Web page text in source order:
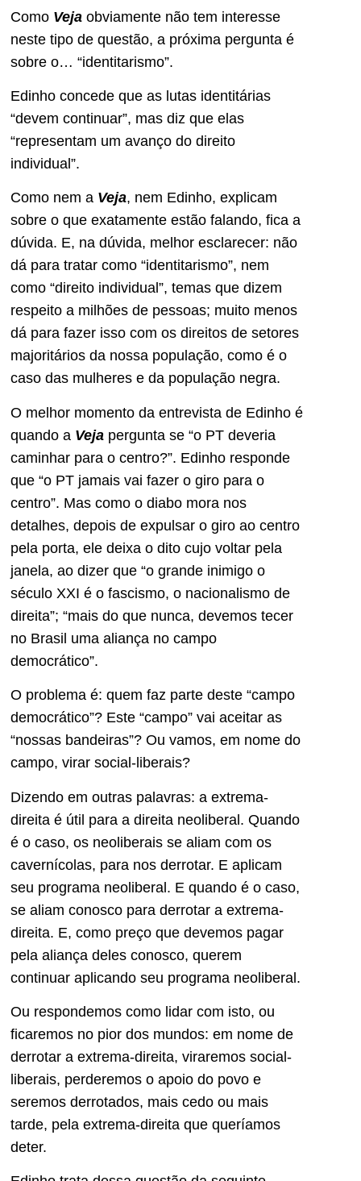
Como Veja obviamente não tem interesse
neste tipo de questão, a próxima pergunta é
sobre o… “identitarismo”.
Edinho concede que as lutas identitárias
“devem continuar”, mas diz que elas
“representam um avanço do direito
individual”.
Como nem a Veja, nem Edinho, explicam
sobre o que exatamente estão falando, fica a
dúvida. E, na dúvida, melhor esclarecer: não
dá para tratar como “identitarismo”, nem
como “direito individual”, temas que dizem
respeito a milhões de pessoas; muito menos
dá para fazer isso com os direitos de setores
majoritários da nossa população, como é o
caso das mulheres e da população negra.
O melhor momento da entrevista de Edinho é
quando a Veja pergunta se “o PT deveria
caminhar para o centro?”. Edinho responde
que “o PT jamais vai fazer o giro para o
centro”. Mas como o diabo mora nos
detalhes, depois de expulsar o giro ao centro
pela porta, ele deixa o dito cujo voltar pela
janela, ao dizer que “o grande inimigo o
século XXI é o fascismo, o nacionalismo de
direita”; “mais do que nunca, devemos tecer
no Brasil uma aliança no campo
democrático”.
O problema é: quem faz parte deste “campo
democrático”? Este “campo” vai aceitar as
“nossas bandeiras”? Ou vamos, em nome do
campo, virar social-liberais?
Dizendo em outras palavras: a extrema-
direita é útil para a direita neoliberal. Quando
é o caso, os neoliberais se aliam com os
cavernícolas, para nos derrotar. E aplicam
seu programa neoliberal. E quando é o caso,
se aliam conosco para derrotar a extrema-
direita. E, como preço que devemos pagar
pela aliança deles conosco, querem
continuar aplicando seu programa neoliberal.
Ou respondemos como lidar com isto, ou
ficaremos no pior dos mundos: em nome de
derrotar a extrema-direita, viraremos social-
liberais, perderemos o apoio do povo e
seremos derrotados, mais cedo ou mais
tarde, pela extrema-direita que queríamos
deter.